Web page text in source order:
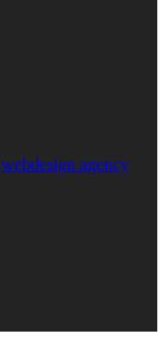
webdesign agency